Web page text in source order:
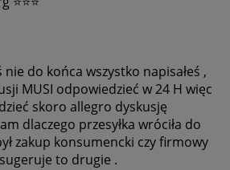
nie do końca wszystko napisałeś ,
MUSI odpowiedzieć w 24 H więc
skoro allegro dyskusję
dlaczego przesyłka wróciła do
zakup konsumencki czy firmowy
to drugie .